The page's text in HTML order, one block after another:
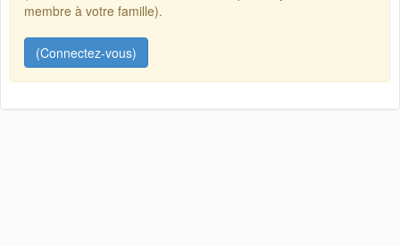
membre à votre famille).
(Connectez-vous)